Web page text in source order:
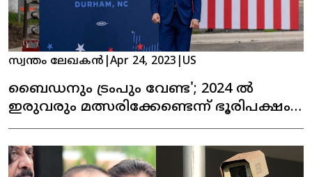
സ്വന്തം ലേഖകൻ Apr 24, 2023 US
ബൈഡനും ട്രംപും വേണ്ട'; 2024 ൽ
ഇരുവരും മത്സരിക്കേണ്ടെന്ന് ഭൂരിപക്ഷം,
പുതിയ സർവേ